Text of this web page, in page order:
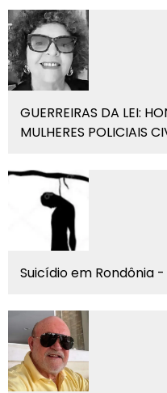
GUERREIRAS DA LEI:
MULHERES POLICIAIS
Suicídio em Rondônia